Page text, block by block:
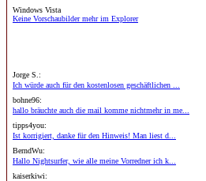
Windows Vista
Keine Vorschaubilder mehr im Explorer
Jorge S.:
Ich würde auch für den kostenlosen geschäftlichen ...
bohne96:
hallo bräuchte auch die mail komme nichtmehr in me...
tipps4you:
Ist korrigiert, danke für den Hinweis! Man liest d...
BerndWu:
Hallo Nightsurfer, wie alle meine Vorredner ich k...
kaiserkiwi: